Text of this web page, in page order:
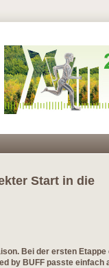
Start in die
Bei der ersten Etappe
by BUFF passte einfach